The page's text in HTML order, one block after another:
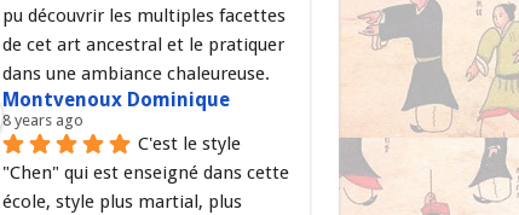
pu découvrir les multiples facettes
de cet art ancestral et le pratiquer
dans une ambiance chaleureuse.
Montvenoux Dominique
8 years ago
C'est le style
"Chen" qui est enseigné dans cette
école, style plus martial, plus